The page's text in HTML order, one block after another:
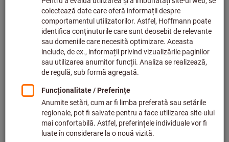
Mandrine micro și scurte MAS-BT (8)
Portscule hidraulice MAS-BT (90)
Portscule cu strângere rapidă MAS-BT (102)
Portscule neprelucrate MAS-BT (4)